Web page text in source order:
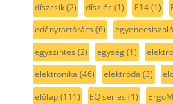
díszcsík(2) díszléc(1) E14(1)
edénytartórács (6) egyenecsiszoló
egyszintes (2) egység(1)
elektronika (46) elektróda (3)
előlap(111) EQ series (1)